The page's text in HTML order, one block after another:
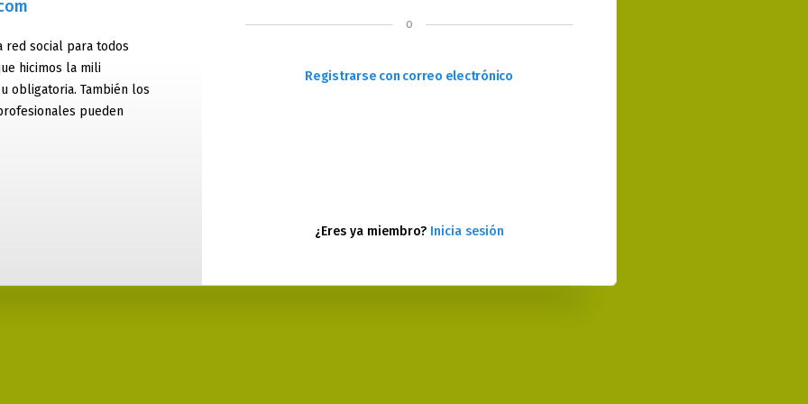
red social para todos
hicimos la mili
obligatoria. También los
pueden
o
Registrarse con correo electrónico
¿Eres ya miembro? Inicia sesión